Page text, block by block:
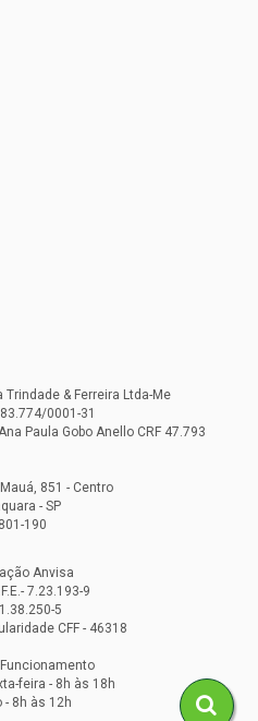
Trindade & Ferreira Ltda-Me
0001-31
Paula Gobo Anello CRF 47.793
851 - Centro
- SP
190
Anvisa
7.23.193-9
5
CFF - 46318
feira - 8h às 18h
- 8h às 12h